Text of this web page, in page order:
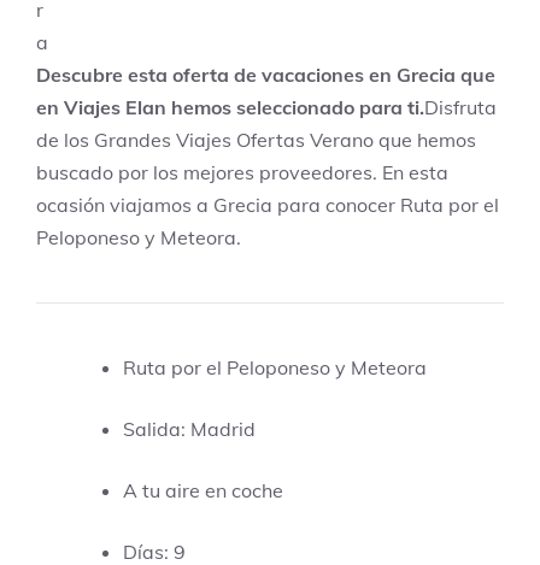
Descubre esta oferta de vacaciones en Grecia que
en Viajes Elan hemos seleccionado para ti.Disfruta
de los Grandes Viajes Ofertas Verano que hemos
buscado por los mejores proveedores. En esta
ocasión viajamos a Grecia para conocer Ruta por el
Peloponeso y Meteora.
Ruta por el Peloponeso y Meteora
Salida: Madrid
A tu aire en coche
Días: 9